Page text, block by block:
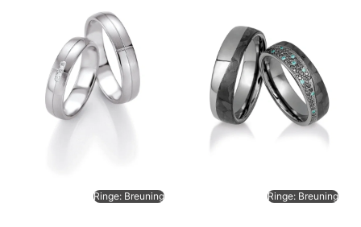
Ringe: Breuning Ringe: Breuning